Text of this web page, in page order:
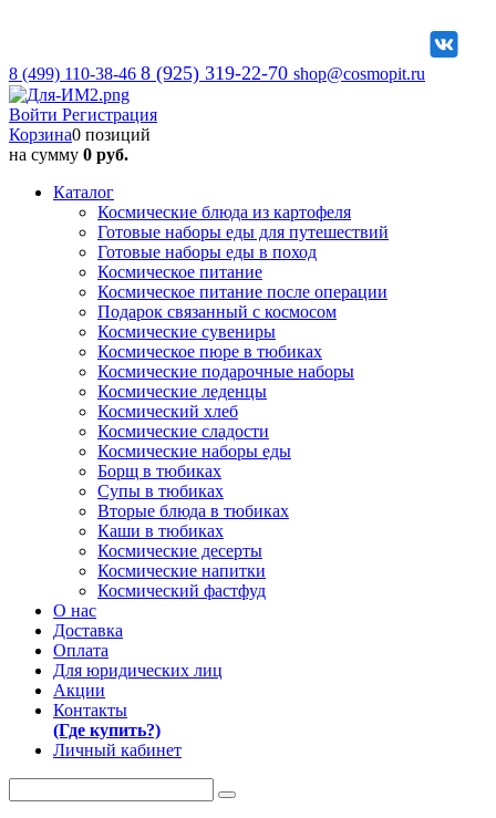
8 (499) 110-38-46 8 (925) 319-22-70 shop@cosmopit.ru
Войти Регистрация
Корзина0 позиций
на сумму 0 руб.
Каталог
Космические блюда из картофеля
Готовые наборы еды для путешествий
Готовые наборы еды в поход
Космическое питание
Космическое питание после операции
Подарок связанный с космосом
Космические сувениры
Космическое пюре в тюбиках
Космические подарочные наборы
Космические леденцы
Космический хлеб
Космические сладости
Космические наборы еды
Борщ в тюбиках
Супы в тюбиках
Вторые блюда в тюбиках
Каши в тюбиках
Космические десерты
Космические напитки
Космический фастфуд
О нас
Доставка
Оплата
Для юридических лиц
Акции
Контакты
(Где купить?)
Личный кабинет